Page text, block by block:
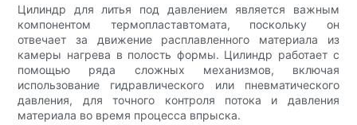
Цилиндр для литья под давлением является важным
компонентом термопластавтомата, поскольку он
отвечает за движение расплавленного материала из
камеры нагрева в полость формы. Цилиндр работает с
помощью ряда сложных механизмов, включая
использование гидравлического или пневматического
давления, для точного контроля потока и давления
материала во время процесса впрыска.